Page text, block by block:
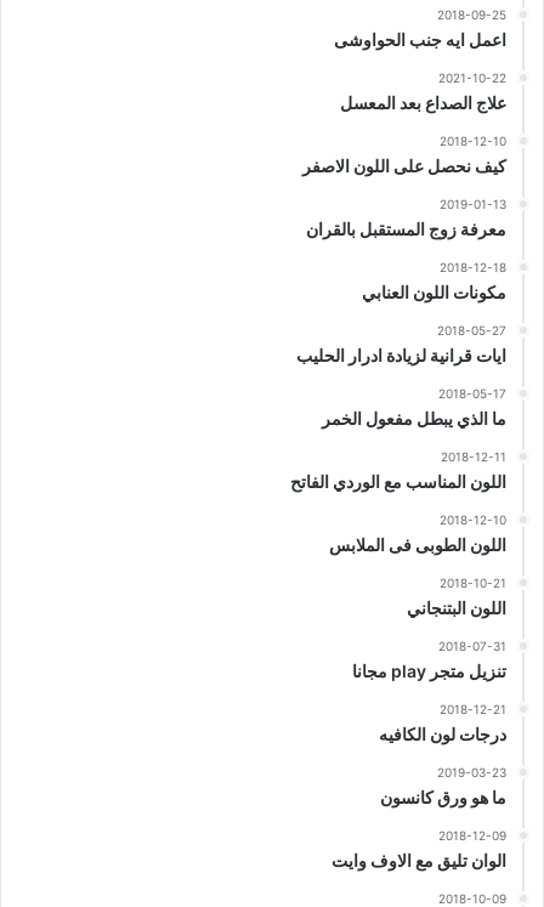
2018-09-25
اعمل ايه جنب الحواوشى
2021-10-22
علاج الصداع بعد المعسل
2018-12-10
كيف نحصل على اللون الاصفر
2019-01-13
معرفة زوج المستقبل بالقران
2018-12-18
مكونات اللون العنابي
2018-05-27
ايات قرانية لزيادة ادرار الحليب
2018-05-17
ما الذي يبطل مفعول الخمر
2018-12-11
اللون المناسب مع الوردي الفاتح
2018-12-10
اللون الطوبى فى الملابس
2018-10-21
اللون البتنجاني
2018-07-31
تنزيل متجر play مجانا
2018-12-21
درجات لون الكافيه
2019-03-23
ما هو ورق كانسون
2018-12-09
الوان تليق مع الاوف وايت
2018-10-09